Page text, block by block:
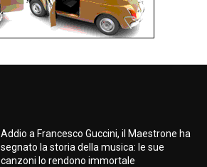
Addio a Francesco Guccini, il Maestrone ha
segnato la storia della musica: le sue
canzoni lo rendono immortale